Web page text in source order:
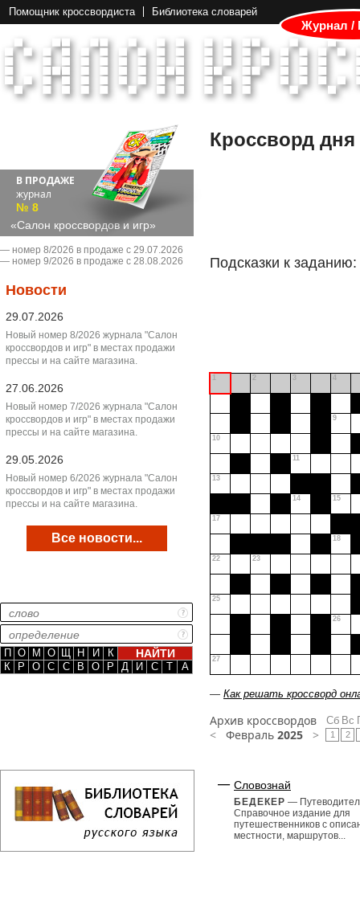
Помощник кроссвордиста Библиотека словарей
Журнал /
В ПРОДАЖЕ
журнал
№ 8
«Салон кроссвордов и игр»
― номер 8/2026 в продаже с 29.07.2026
― номер 9/2026 в продаже с 28.08.2026
Новости
29.07.2026
Новый номер 8/2026 журнала "Салон
кроссвордов и игр" в местах продажи
прессы и на сайте магазина.
27.06.2026
Новый номер 7/2026 журнала "Салон
кроссвордов и игр" в местах продажи
прессы и на сайте магазина.
29.05.2026
Новый номер 6/2026 журнала "Салон
кроссвордов и игр" в местах продажи
прессы и на сайте магазина.
Все новости...
П О М О Щ Н И
К
К
Р О С С В О Р Д И С Т А
Кроссворд дня
Подсказки к заданию:
1 2 3 4
9
10
11
13
14 15
17
18
22 23
25
26
27
— Как решать кроссворд
Архив кроссвордов
< Февраль 2025 >
Сб
1
Вс
2
Словознай
БЕДЕКЕР —
Справочное издание для
путешественников с
местности, маршрутов...